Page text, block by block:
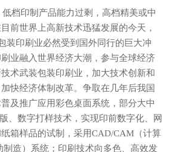
印制产品能力过剩，高档精美或中
前世界上高新技术迅猛发展的今天，
装印刷业必然受到国外同行的巨大冲
业融入世界经济大潮，参与全球经济
术武装包装印刷业，加大技术创新和
快经济体制改革。争取在几年后我国
及推广应用彩色桌面系统，部分大中
、数字打样技术，实现印前数字化、网
箱样品的试制，采用CAD/CAM（计算
制造）系统；印刷技术向多色、高效发